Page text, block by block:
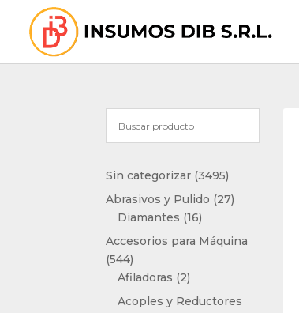
Sin categorizar 34953495
productos
Abrasivos y Pulido 2727
Diamantes 1616
productos
Accesorios para Máquina
544544
productos
Afiladoras 22
productos
Acoples y Reductores